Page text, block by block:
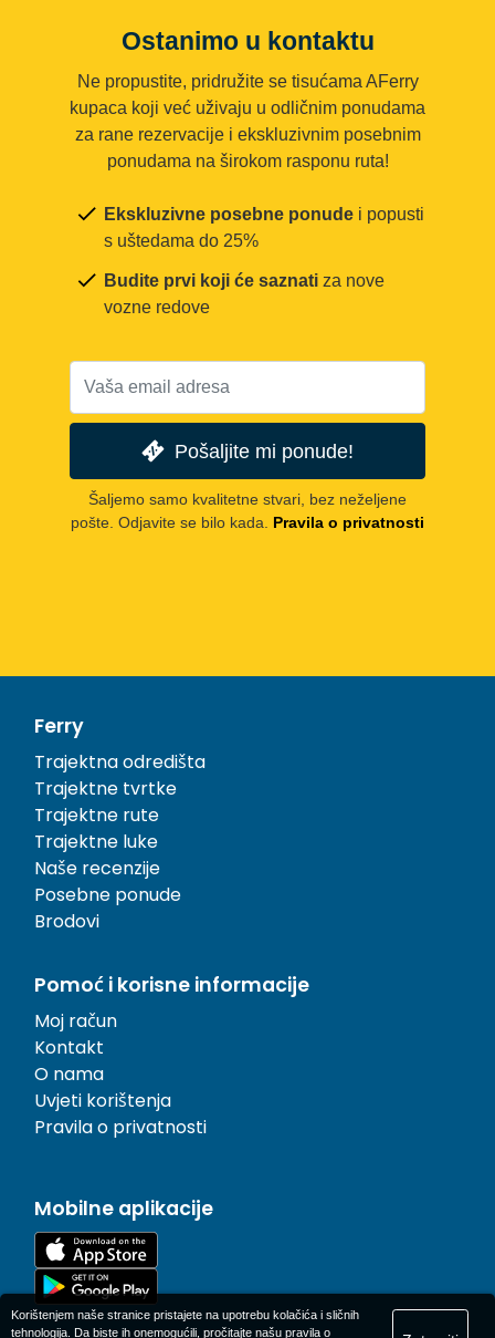
Ostanimo u kontaktu
Ne propustite, pridružite se tisućama AFerry
kupaca koji već uživaju u odličnim ponudama
za rane rezervacije i ekskluzivnim posebnim
ponudama na širokom rasponu ruta!
Ekskluzivne posebne ponude i popusti
s uštedama do 25%
Budite prvi koji će saznati za nove
vozne redove
Pošaljite mi ponude!
Šaljemo samo kvalitetne stvari, bez neželjene
pošte. Odjavite se bilo kada. Pravila o privatnosti
Ferry
Trajektna odredišta
Trajektne tvrtke
Trajektne rute
Trajektne luke
Naše recenzije
Posebne ponude
Brodovi
Pomoć i korisne informacije
Moj račun
Kontakt
O nama
Uvjeti korištenja
Pravila o privatnosti
Mobilne aplikacije
Korištenjem naše stranice pristajete na upotrebu kolačića i sličnih
tehnologija. Da biste ih onemogućili, pročitajte našu pravila o